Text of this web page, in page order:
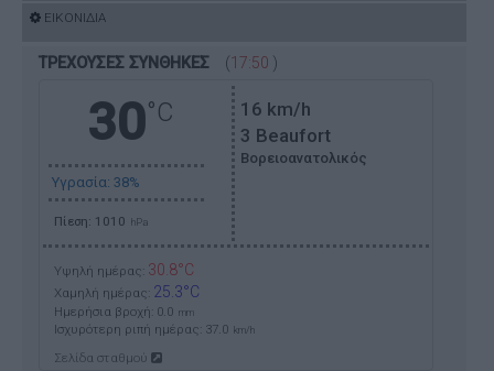
ΕΙΚΟΝΙΔΙΑ
ΤΡΕΧΟΥΣΕΣ ΣΥΝΘΗΚΕΣ (17:50 )
30°C
Υγρασία: 38%
Πίεση: 1010 hPa
16 km/h
3 Beaufort
Βορειοανατολικός
Υψηλή ημέρας: 30.8°C
Χαμηλή ημέρας: 25.3°C
Ημερήσια βροχή: 0.0 mm
Ισχυρότερη ριπή ημέρας: 37.0 km/h
Σελίδα σταθμού